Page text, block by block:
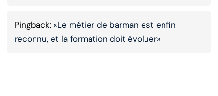
Pingback: «Le métier de barman est enfin
reconnu, et la formation doit évoluer»